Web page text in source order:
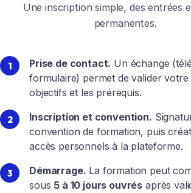
Une inscription simple, des entrées
permanentes.
Prise de contact. Un échange
formulaire) permet de valider
objectifs et les prérequis.
Inscription et convention.
convention de formation, puis
accès personnels à la plateforme.
Démarrage. La formation peut
sous 5 à 10 jours ouvrés après